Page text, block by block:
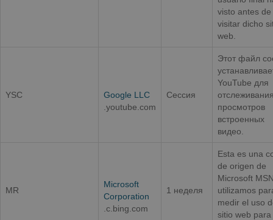
visto antes de
visitar dicho
web.
YSC
Google LLC
.youtube.com
Сессия
Этот файл
YouTube для
просмотров
встроенных
видео.
MR
Microsoft
Corporation
.c.bing.com
1 неделя
Esta es una
de origen de
Microsoft
utilizamos
medir el uso
sitio web para